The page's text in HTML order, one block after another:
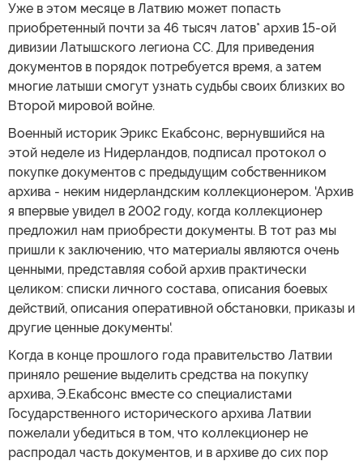
Уже в этом месяце в Латвию может попасть
приобретенный почти за 46 тысяч латов* архив 15-ой
дивизии Латышского легиона СС. Для приведения
документов в порядок потребуется время, а затем
многие латыши смогут узнать судьбы своих близких во
Второй мировой войне.
Военный историк Эрикс Екабсонс, вернувшийся на
этой неделе из Нидерландов, подписал протокол о
покупке документов с предыдущим собственником
архива - неким нидерландским коллекционером. 'Архив
я впервые увидел в 2002 году, когда коллекционер
предложил нам приобрести документы. В тот раз мы
пришли к заключению, что материалы являются очень
ценными, представляя собой архив практически
целиком: списки личного состава, описания боевых
действий, описания оперативной обстановки, приказы и
другие ценные документы'.
Когда в конце прошлого года правительство Латвии
приняло решение выделить средства на покупку
архива, Э.Екабсонс вместе со специалистами
Государственного исторического архива Латвии
пожелали убедиться в том, что коллекционер не
распродал часть документов, и в архиве до сих пор